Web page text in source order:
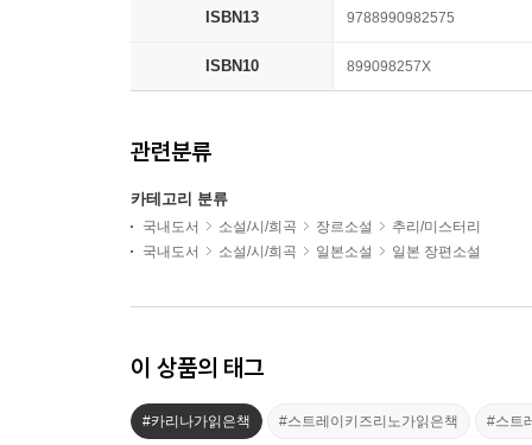
ISBN13 9788990982575
ISBN10 899098257X
관련분류
카테고리 분류
국내도서 소설/시/희곡 장르소설
추리/미스터리
국내도서
소설/시/희곡 일본소설 일본 장편소설
이 상품의 태그
#카리나가읽은책 #스트레이키즈리노가읽은책 #스트